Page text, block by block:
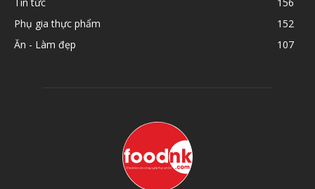
Phụ gia thực phẩm
152
Ăn - Làm đẹp
107